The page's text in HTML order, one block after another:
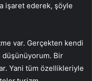
işaret ederek, şöyle
var. Gerçekten kendi
düşünüyorum. Bir
Yani tüm özellikleriyle